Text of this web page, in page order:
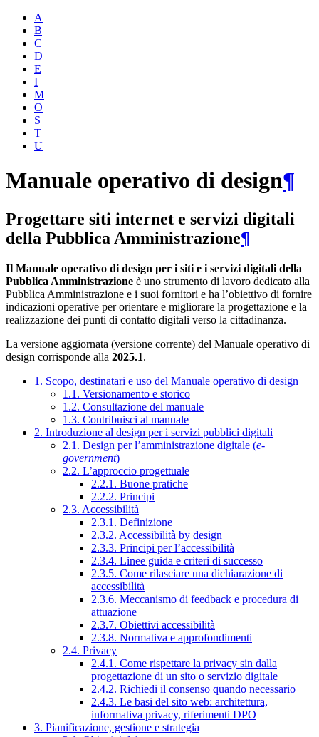
A
B
C
D
E
I
M
O
S
T
U
Manuale operativo di design¶
Progettare siti internet e servizi digitali
della Pubblica Amministrazione¶
Il Manuale operativo di design per i siti e i servizi digitali della
Pubblica Amministrazione è uno strumento di lavoro dedicato alla
Pubblica Amministrazione e i suoi fornitori e ha l’obiettivo di fornire
indicazioni operative per orientare e migliorare la progettazione e la
realizzazione dei punti di contatto digitali verso la cittadinanza.
La versione aggiornata (versione corrente) del Manuale operativo di
design corrisponde alla 2025.1.
1. Scopo, destinatari e uso del Manuale operativo di design
1.1. Versionamento e storico
1.2. Consultazione del manuale
1.3. Contribuisci al manuale
2. Introduzione al design per i servizi pubblici digitali
2.1. Design per l’amministrazione digitale (e-
government)
2.2. L’approccio progettuale
2.2.1. Buone pratiche
2.2.2. Principi
2.3. Accessibilità
2.3.1. Definizione
2.3.2. Accessibilità by design
2.3.3. Principi per l’accessibilità
2.3.4. Linee guida e criteri di successo
2.3.5. Come rilasciare una dichiarazione di
accessibilità
2.3.6. Meccanismo di feedback e procedura di
attuazione
2.3.7. Obiettivi accessibilità
2.3.8. Normativa e approfondimenti
2.4. Privacy
2.4.1. Come rispettare la privacy sin dalla
progettazione di un sito o servizio digitale
2.4.2. Richiedi il consenso quando necessario
2.4.3. Le basi del sito web: architettura,
informativa privacy, riferimenti DPO
3. Pianificazione, gestione e strategia